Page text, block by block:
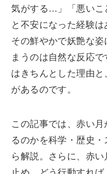
気がする…」「悪いこ
と不安になった経験は
その鮮やかで妖艶な
まうのは自然な反応
はきちんとした理由
があるのです。
この記事では、赤い
るのかを科学・歴史
ら解説。さらに、赤